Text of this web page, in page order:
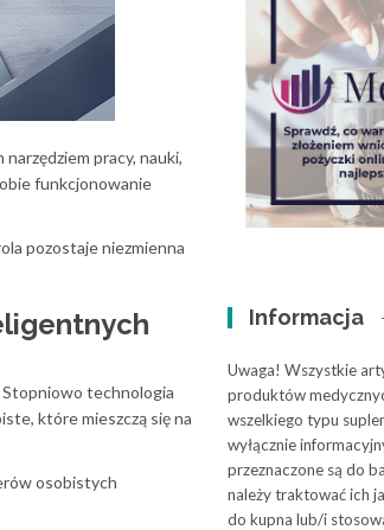
pracy, nauki,
funkcjonowanie
pozostaje niezmienna
Stopniowo technologia
które mieszczą się na
osobistych
Informacja
Uwaga! Wszystkie
produktów
wszelkiego typu
wyłącznie
przeznaczone są do
należy traktować ich
do kupna lub/i